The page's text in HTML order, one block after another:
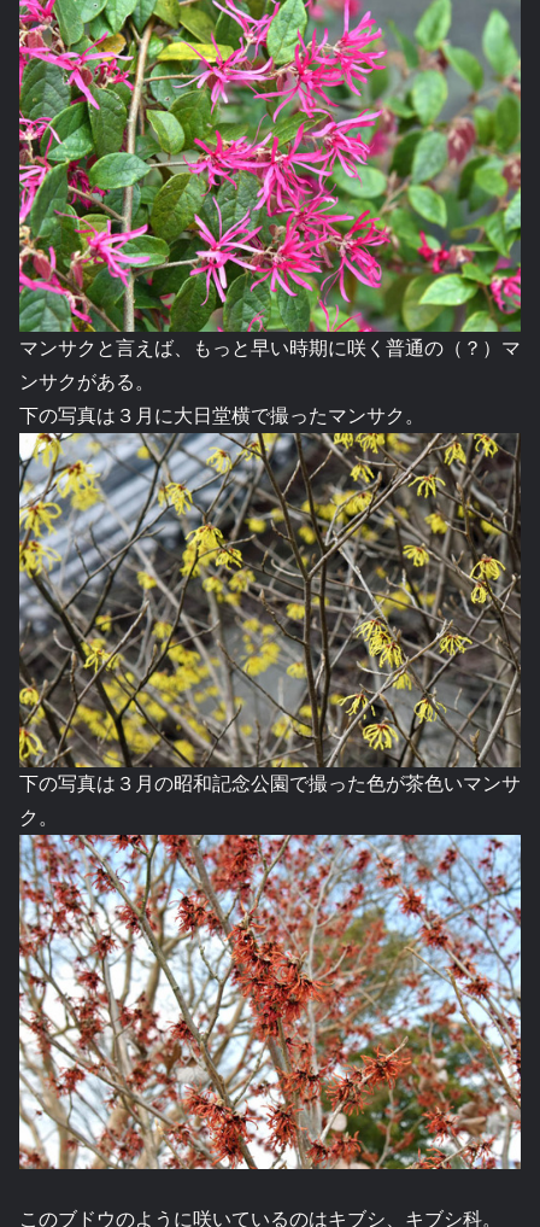
マンサクと言えば、もっと早い時期に咲く普通の（？）マ
ンサクがある。
下の写真は３月に大日堂横で撮ったマンサク。
下の写真は３月の昭和記念公園で撮った色が茶色いマンサ
ク。
このブドウのように咲いているのはキブシ、キブシ科。